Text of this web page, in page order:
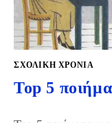
ΣΧΟΛΙΚΉ ΧΡΟΝΙΆ
Top 5